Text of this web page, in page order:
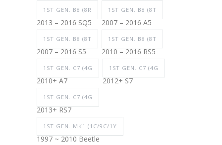
1ST GEN. B8 (8R
2013 – 2016 SQ5
1ST GEN. B8 (8T
2007 – 2016 A5
1ST GEN. B8 (8T
2007 – 2016 S5
1ST GEN. B8 (8T
2010 – 2016 RS5
1ST GEN. C7 (4G
2010+ A7
1ST GEN. C7 (4G
2012+ S7
1ST GEN. C7 (4G
2013+ RS7
1ST GEN. MK1 (1C/9C/1Y
1997 ~ 2010 Beetle